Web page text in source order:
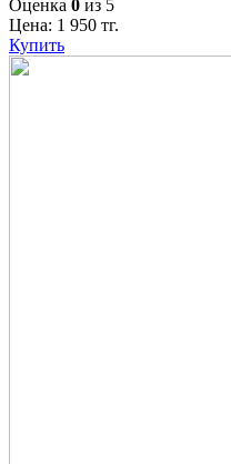
Оценка 0 из 5
Цена: 1 950 тг.
Купить